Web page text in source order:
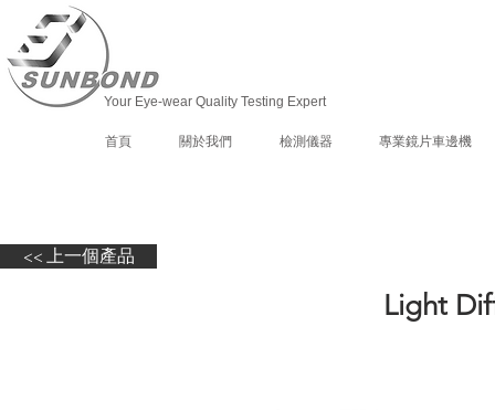
Your Eye-wear Quality Testing Expert
首頁 關於我們 檢測儀器 專業鏡片車邊機
<< 上一個產品
Light